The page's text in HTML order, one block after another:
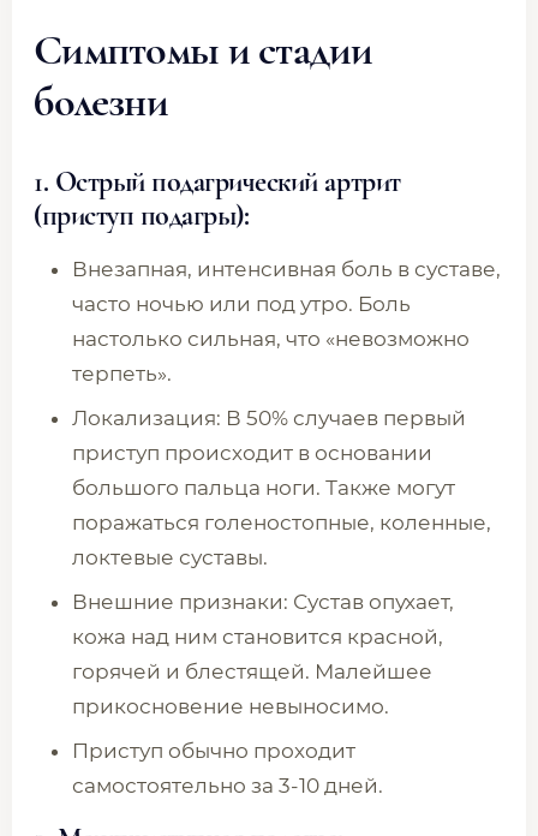
Симптомы и стадии
болезни
1. Острый подагрический артрит
(приступ подагры):
Внезапная, интенсивная боль в суставе,
часто ночью или под утро. Боль
настолько сильная, что «невозможно
терпеть».
Локализация: В 50% случаев первый
приступ происходит в основании
большого пальца ноги. Также могут
поражаться голеностопные, коленные,
локтевые суставы.
Внешние признаки: Сустав опухает,
кожа над ним становится красной,
горячей и блестящей. Малейшее
прикосновение невыносимо.
Приступ обычно проходит
самостоятельно за 3-10 дней.